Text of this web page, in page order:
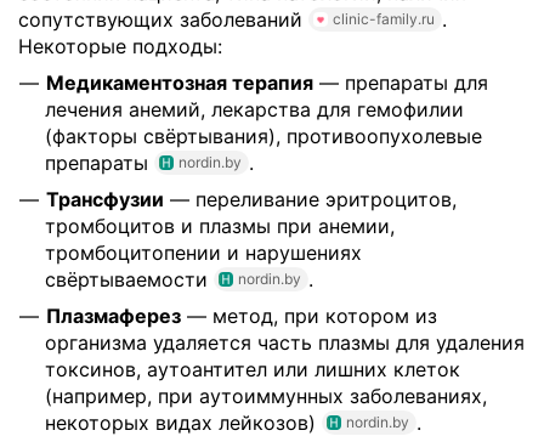
сопутствующих заболеваний
clinic-family.ru .
Некоторые подходы:
Медикаментозная терапия — препараты для
лечения анемий, лекарства для гемофилии
(факторы свёртывания), противоопухолевые
препараты
nordin.by .
Трансфузии — переливание эритроцитов,
тромбоцитов и плазмы при анемии,
тромбоцитопении и нарушениях
свёртываемости
nordin.by .
Плазмаферез — метод, при котором из
организма удаляется часть плазмы для удаления
токсинов, аутоантител или лишних клеток
(например, при аутоиммунных заболеваниях,
некоторых видах лейкозов)
nordin.by .